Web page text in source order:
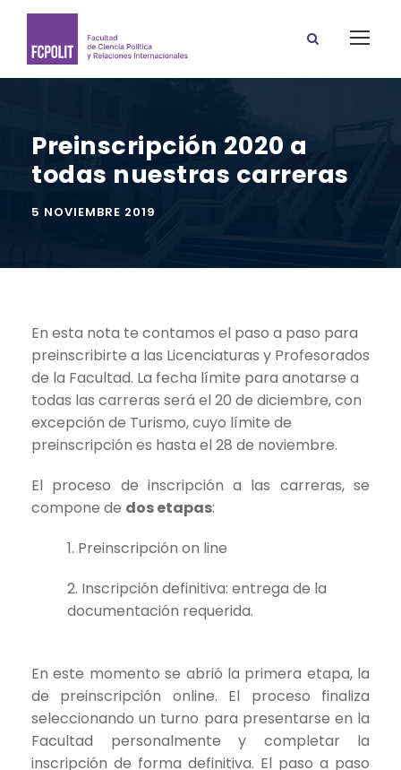
Preinscripción 2020 a
todas nuestras carreras
5 NOVIEMBRE 2019
En esta nota te contamos el paso a paso para
preinscribirte a las Licenciaturas y Profesorados
de la Facultad. La fecha límite para anotarse a
todas las carreras será el 20 de diciembre, con
excepción de Turismo, cuyo límite de
preinscripción es hasta el 28 de noviembre.
El proceso de inscripción a las carreras, se
compone de dos etapas:
1. Preinscripción on line
2. Inscripción definitiva: entrega de la
documentación requerida.
En este momento se abrió la primera etapa, la
de preinscripción online. El proceso finaliza
seleccionando un turno para presentarse en la
Facultad personalmente y completar la
inscripción de forma definitiva. El paso a paso